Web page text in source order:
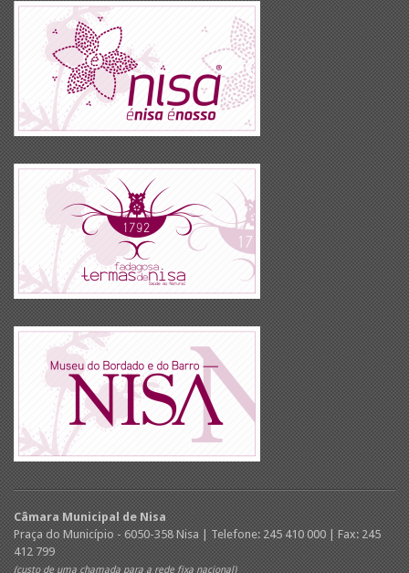
Câmara Municipal de Nisa
Praça do Município - 6050-358 Nisa | Telefone: 245 410 000 | Fax: 245
412 799
(custo de uma chamada para a rede fixa nacional)